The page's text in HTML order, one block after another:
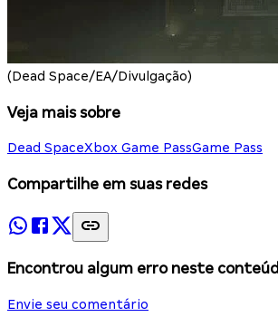
(Dead Space/EA/Divulgação)
Veja mais sobre
Dead SpaceXbox Game PassGame Pass
Compartilhe em suas redes
Encontrou algum erro neste
Envie seu comentário